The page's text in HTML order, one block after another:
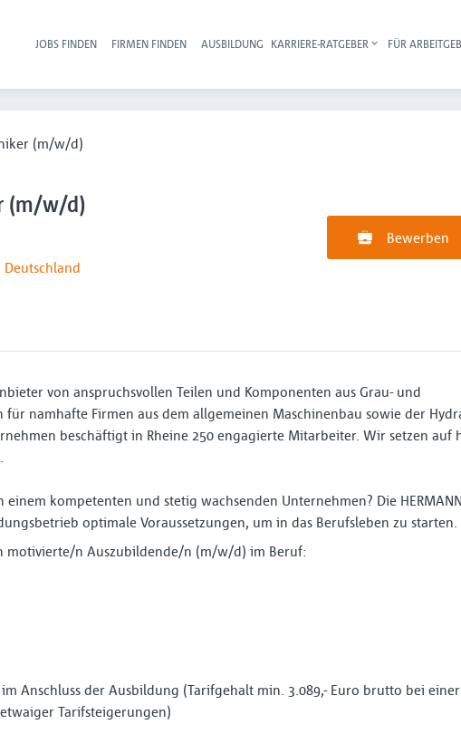
Haupt-Navigation
JOBS FINDEN FIRMEN FINDEN AUSBILDUNG KARRIERE-RATGEBER FÜR
(m/w/d)
(m/w/d)
Deutschland
Bewerben
von anspruchsvollen Teilen und Komponenten aus Grau- und
namhafte Firmen aus dem allgemeinen Maschinenbau sowie der
beschäftigt in Rheine 250 engagierte Mitarbeiter. Wir setzen auf
kompetenten und stetig wachsenden Unternehmen? Die HERMANN
optimale Voraussetzungen, um in das Berufsleben zu starten.
motivierte/n Auszubildende/n (m/w/d) im Beruf:
Anschluss der Ausbildung (Tarifgehalt min. 3.089,- Euro brutto bei einer
Tarifsteigerungen)